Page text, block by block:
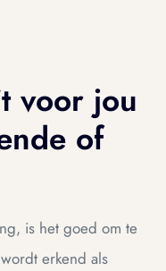
voor jou
of
is het goed om te
erkend als